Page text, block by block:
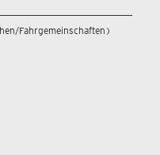
Fahrgemeinschaften)